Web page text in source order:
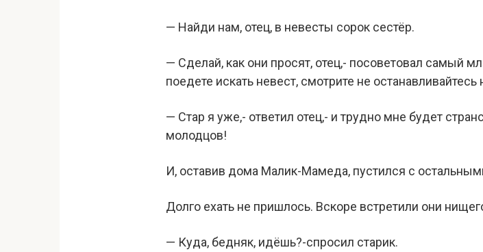
— Найди нам, отец, в невесты сорок сестёр.
— Сделай, как они просят, отец,- посоветовал самый
поедете искать невест, смотрите не
— Стар я уже,- ответил отец,- и трудно мне будет
молодцов!
И, оставив дома Малик-Мамеда, пустился с
Долго ехать не пришлось. Вскоре встретили они
— Куда, бедняк, идёшь?-спросил старик.